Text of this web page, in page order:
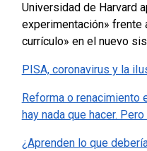
Universidad de Harvard
experimentación» frente
currículo» en el nuevo
PISA, coronavirus y la
Reforma o renacimiento
hay nada que hacer.
¿Aprenden lo que